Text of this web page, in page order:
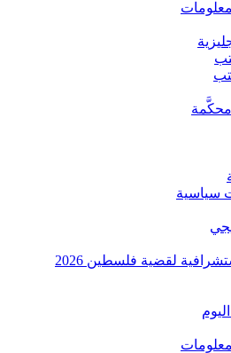
سياسية
لقضية فلسطين 2026